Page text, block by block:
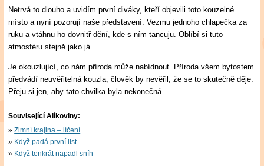
Netrvá to dlouho a uvidím první diváky, kteří objevili toto kouzelné
místo a nyní pozorují naše představení. Vezmu jednoho chlapečka za
ruku a vtáhnu ho dovnitř dění, kde s ním tancuju. Oblíbí si tuto
atmosféru stejně jako já.
Je okouzlující, co nám příroda může nabídnout. Příroda všem bytostem
předvádí neuvěřitelná kouzla, člověk by nevěřil, že se to skutečně děje.
Přeju si jen, aby tato chvilka byla nekonečná.
Související Alíkoviny:
Zimní krajina – líčení
Když padá první list
Když tenkrát napadl sníh